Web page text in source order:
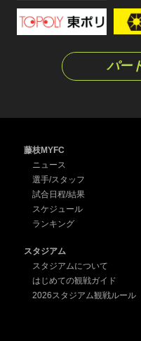
パー
藤枝MYFC
ニュース
選手/スタッフ
試合日程/結果
スケジュール
ランキング
スタジアム
スタジアムについて
はじめての観戦ガイド
2026スタジアム観戦ルール